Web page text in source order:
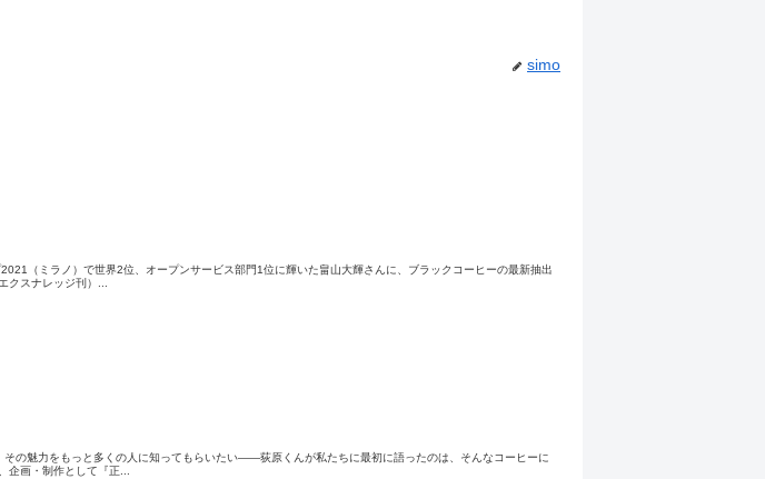
simo
（ミラノ）で世界2位、オープンサービス部門1位に輝いた畠山大輝さんに、ブラックコーヒーの最新抽出
クスナレッジ刊）...
の魅力をもっと多くの人に知ってもらいたい――荻原くんが私たちに最初に語ったのは、そんなコーヒーに
企画・制作として『正...